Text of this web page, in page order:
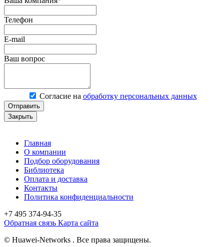
Телефон
E-mail
Ваш вопрос
Согласие на обработку персональных данных
Отправить
Закрыть
Главная
О компании
Подбор оборудования
Библиотека
Оплата и доставка
Контакты
Политика конфиденциальности
+7 495 374-94-35
Обратная связь Карта сайта
© Huawei-Networks . Все права защищены.